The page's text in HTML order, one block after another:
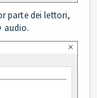
parte dei lettori,
audio.